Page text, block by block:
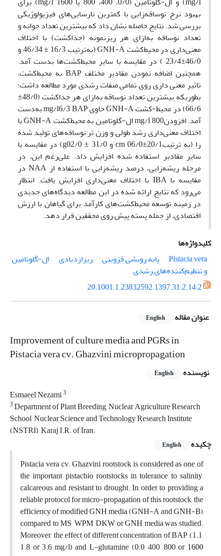
بهبود نرخ نوساقه‌زایی با کمترین نارسایی‌های فیزیولوژیکی
بررسی شد. نتایج حاصله نشان داد که بیشترین تعداد جوانه و
تعداد نوساقه به‌ازای هر ریزنمونه (جداکشت) با اختلاف
معنی‌داری در محیط‌کشت GNH-A (به‌ترتیب 16/3 ± 46/34 و
46/0±23/4 ) در مقایسه با سایر محیط‌کشت‌ها بدست آمد.
همچنین اضافه نمودن مقادیر مختلف BAP به محیط‌کشت،
تاثیر معنی داری روی تمامی صفات رشدی مورد مطالعه داشت؛
بطوریکه بیشترین تعداد نوساقه به‌ازای هر جداکشت (48/0±
66/6) در محیط-کشت GNH-A حاوی mg/l6/3 BAP به‌دست
آمد. افزودنmg/l 800 ال-گلوتامین به محیط‌کشت GNH-A با
اختلاف معنی‌داری رشد طولی و وزن تر نوساقه‌های تولید شده
را (به ترتیبcm 06/0±20/1 و g02/0 ± 31/0) در مقایسه با
سایر مقادیر استفاده شده افزایش داد. علی‌رغم این، در
مرحله ریشه‌زایی، درصد ریشه‌زایی با استفاده از NAA در
مقایسه با IBA با اختلاف معنی‌داری افزایش یافت. انتظار
می‌رود که نتایج ارائه شده در این مطالعه دیدگاه‌های جدیدی
در زمینه توسعه محیط‌کشت‌های کارآمد برای گیاهان با ارزش
اقتصادی، از جمله پسته پیش روی محققین قرار دهد.
کلیدواژه‌ها
Pistacia vera
پایه ‌رویشی قزوینی ریزازدیادی
ال-گلوتامین
و تنظیم‌کننده‌های رشدی
20.1001.1.23832592.1397.31.2.14.2
عنوان مقاله English
Improvement of culture media and PGRs in
Pistacia vera cv. Ghazvini micropropagation
نویسنده English
Esmaeel Nezami3
3Department of Plant Breeding, Nuclear Agriculture Research
School, Nuclear Science and Technology Research Institute
(NSTRI), Karaj I.R. of Iran.
چکیده
English
Pistacia vera cv. Ghazvini rootstock is considered as one of
the important pistachio rootstocks in tolerance to salinity,
calcareous and resistant to drought. In order to providing a
reliable protocol for micro-propagation of this rootstock, the
efficiency of modified GNH media (GNH-A and GNH-B)
compared to MS, WPM, DKW or GNH media was studied.
Moreover, the effect of different concentration of BAP (1.1,
1.8 or 3.6 mg/l) and L-glutamine (0.0, 400, 800 or 1600